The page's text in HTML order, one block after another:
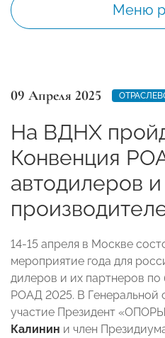
Меню
09 Апреля 2025
На ВДНХ
Конвенция
автодилеров и
14-15 апреля в Москве
мероприятие года для
дилеров и их партнеров
РОАД 2025. В Генеральной
участие Президент
Калинин и член